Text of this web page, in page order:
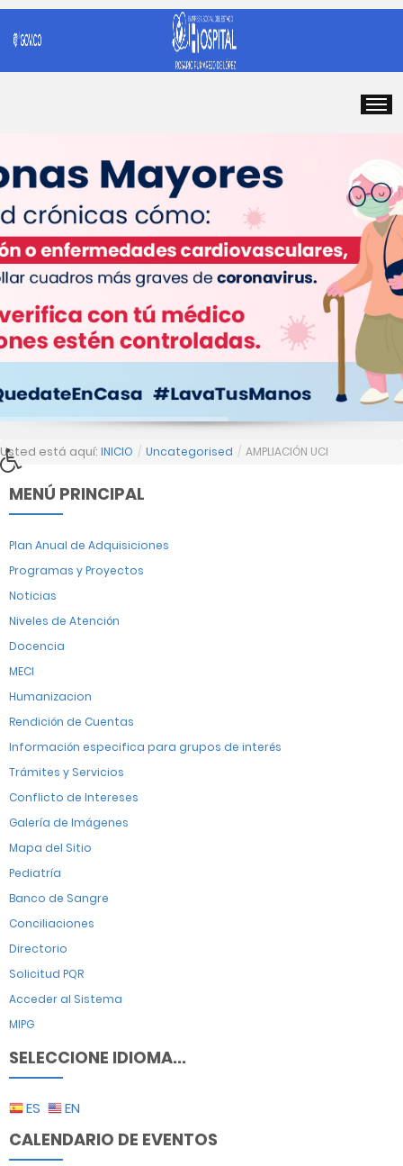
Usted está aquí: INICIO / Uncategorised / AMPLIACIÓN UCI
MENÚ PRINCIPAL
Plan Anual de Adquisiciones
Programas y Proyectos
Noticias
Niveles de Atención
Docencia
MECI
Humanizacion
Rendición de Cuentas
Información especifica para grupos de interés
Trámites y Servicios
Conflicto de Intereses
Galería de Imágenes
Mapa del Sitio
Pediatría
Banco de Sangre
Conciliaciones
Directorio
Solicitud PQR
Acceder al Sistema
MIPG
SELECCIONE IDIOMA...
ES EN
CALENDARIO DE EVENTOS